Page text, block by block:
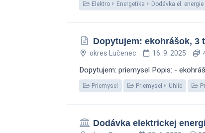
Elektro Energetika Dodávka el. energie
Dopytujem: ekohrášok, 3 t
okres Lučenec 16. 9. 2025
Dopytujem: priemysel Popis: -
Priemysel Priemysel Uhlie
Dodávka elektrickej